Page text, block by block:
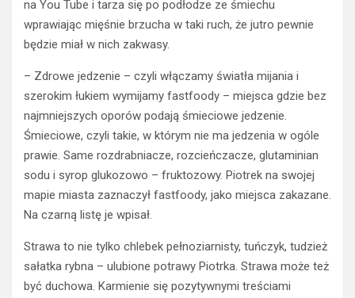
na You Tube i tarza się po podłodze ze śmiechu
wprawiając mięśnie brzucha w taki ruch, że jutro pewnie
będzie miał w nich zakwasy.
– Zdrowe jedzenie – czyli włączamy światła mijania i
szerokim łukiem wymijamy fastfoody – miejsca gdzie bez
najmniejszych oporów podają śmieciowe jedzenie.
Śmieciowe, czyli takie, w którym nie ma jedzenia w ogóle
prawie. Same rozdrabniacze, rozcieńczacze, glutaminian
sodu i syrop glukozowo – fruktozowy. Piotrek na swojej
mapie miasta zaznaczył fastfoody, jako miejsca zakazane.
Na czarną listę je wpisał.
Strawa to nie tylko chlebek pełnoziarnisty, tuńczyk, tudzież
sałatka rybna – ulubione potrawy Piotrka. Strawa może też
być duchowa. Karmienie się pozytywnymi treściami